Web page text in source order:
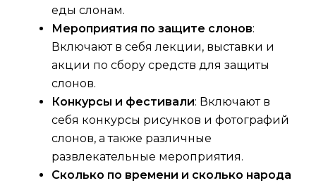
еды слонам.
Мероприятия по защите слонов:
Включают в себя лекции, выставки и
акции по сбору средств для защиты
слонов.
Конкурсы и фестивали: Включают в
себя конкурсы рисунков и фотографий
слонов, а также различные
развлекательные мероприятия.
Сколько по времени и сколько народа